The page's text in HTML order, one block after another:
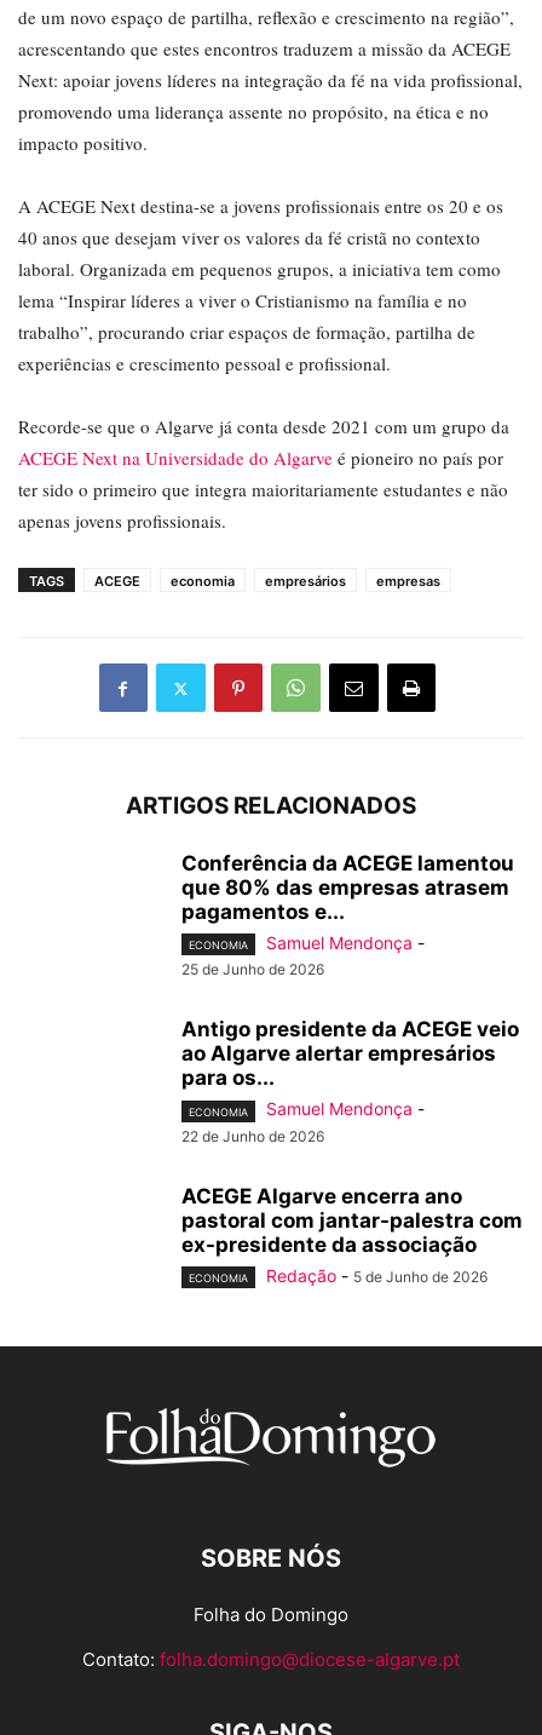
de um novo espaço de partilha, reflexão e crescimento na região”,
acrescentando que estes encontros traduzem a missão da ACEGE
Next: apoiar jovens líderes na integração da fé na vida profissional,
promovendo uma liderança assente no propósito, na ética e no
impacto positivo.
A ACEGE Next destina-se a jovens profissionais entre os 20 e os
40 anos que desejam viver os valores da fé cristã no contexto
laboral. Organizada em pequenos grupos, a iniciativa tem como
lema “Inspirar líderes a viver o Cristianismo na família e no
trabalho”, procurando criar espaços de formação, partilha de
experiências e crescimento pessoal e profissional.
Recorde-se que o Algarve já conta desde 2021 com um grupo da
ACEGE Next na Universidade do Algarve é pioneiro no país por
ter sido o primeiro que integra maioritariamente estudantes e não
apenas jovens profissionais.
TAGS ACEGE economia empresários empresas
ARTIGOS RELACIONADOS
Conferência da ACEGE lamentou
que 80% das empresas atrasem
pagamentos e...
ECONOMIA Samuel Mendonça -
25 de Junho de 2026
Antigo presidente da ACEGE veio
ao Algarve alertar empresários
para os...
ECONOMIA Samuel Mendonça -
22 de Junho de 2026
ACEGE Algarve encerra ano
pastoral com jantar-palestra com
ex-presidente da associação
ECONOMIA Redação - 5 de Junho de 2026
SOBRE NÓS
Folha do Domingo
Contato: folha.domingo@diocese-algarve.pt